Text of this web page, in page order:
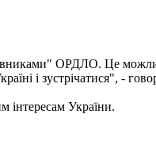
ОРДЛО. Це
і зустрічатися", -
інтересам України.